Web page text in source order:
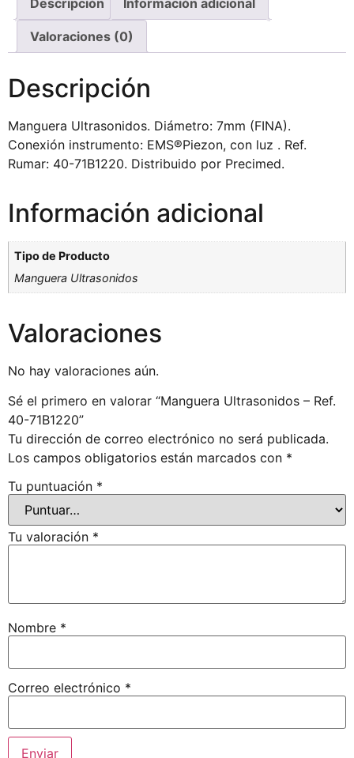
Descripción Información adicional
Valoraciones (0)
Descripción
Manguera Ultrasonidos. Diámetro: 7mm (FINA).
Conexión instrumento: EMS®Piezon, con luz . Ref.
Rumar: 40-71B1220. Distribuido por Precimed.
Información adicional
Tipo de Producto
Manguera Ultrasonidos
Valoraciones
No hay valoraciones aún.
Sé el primero en valorar “Manguera Ultrasonidos – Ref.
40-71B1220”
Tu dirección de correo electrónico no será publicada.
Los campos obligatorios están marcados con *
Tu puntuación *
Tu valoración *
Nombre *
Correo electrónico *